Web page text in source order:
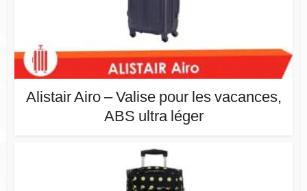
Alistair Airo – Valise pour les vacances,
ABS ultra léger